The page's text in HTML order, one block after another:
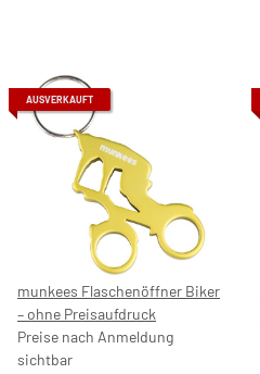
AUSVERKAUFT
munkees Flaschenöffner Biker
– ohne Preisaufdruck
Preise nach Anmeldung
sichtbar